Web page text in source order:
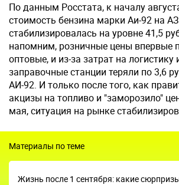
По данным Росстата, к началу
стоимость бензина марки Аи-92 на
стабилизировалась на уровне 41,5
напомним, розничные цены впервые
оптовые, и из-за затрат на
заправочные станции теряли по 3,6
АИ-92. И только после того, как
акцизы на топливо и "заморозило"
мая, ситуация на рынке
Материалы по теме
Жизнь после 1 сентября: какие